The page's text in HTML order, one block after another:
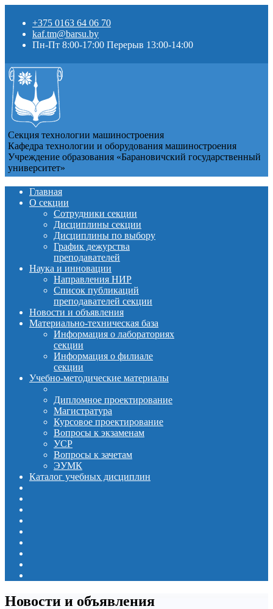
+375 0163 64 06 70
kaf.tm@barsu.by
Пн-Пт 8:00-17:00 Перерыв 13:00-14:00
Секция технологии машиностроения
Кафедра технологии и оборудования машиностроения
Учреждение образования «Барановичский государственный
университет»
Главная
О секции
Сотрудники секции
Дисциплины секции
Дисциплины по выбору
График дежурства
преподавателей
Наука и инновации
Направления НИР
Список публикаций
преподавателей секции
Новости и объявления
Материально-техническая база
Информация о лабораториях
секции
Информация о филиале
секции
Учебно-методические материалы
Дипломное проектирование
Магистратура
Курсовое проектирование
Вопросы к экзаменам
УСР
Вопросы к зачетам
ЭУМК
Каталог учебных дисциплин
Новости и объявления